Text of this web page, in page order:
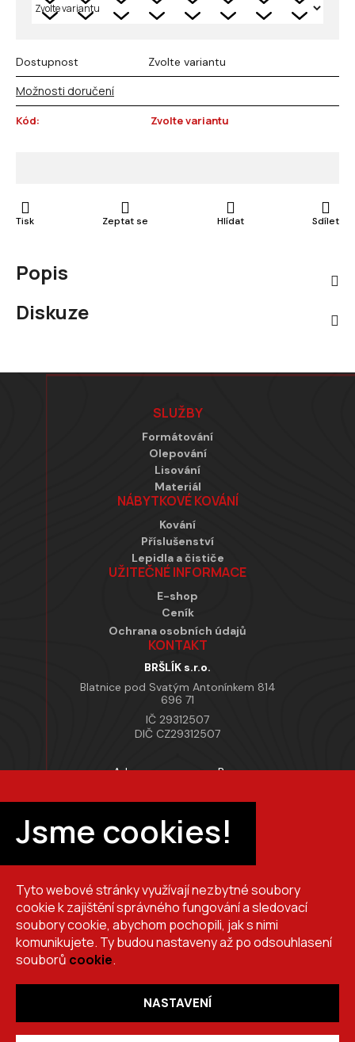
Jsme cookies!
Tyto webové stránky využívají nezbytné soubory
cookie k zajištění správného fungování a sledovací
soubory cookie, abychom pochopili, jak s nimi
komunikujete. Ty budou nastaveny až po odsouhlasení
souborů cookie.
NASTAVENÍ
Dostupnost Zvolte variantu
Možnosti doručení
Kód: Zvolte variantu
Tisk Zeptat se Hlídat Sdílet
Popis
Diskuze
Zápatí
SLUŽBY
Formátování
Olepování
Lisování
Materiál
NÁBYTKOVÉ KOVÁNÍ
Kování
Příslušenství
Lepidla a čističe
UŽITEČNÉ INFORMACE
E-shop
Ceník
Ochrana osobních údajů
KONTAKT
BRŠLÍK s.r.o.
Blatnice pod Svatým Antonínkem 814
696 71
IČ 29312507
DIČ CZ29312507
Adresa provozovny Brno
Pracovní doba
Po–Pá 7:00 – 15:30
+420 725 510 044
obchod@brslik.cz
BRŠLÍK, s.r.o.. Všechna práva vyhrazena.